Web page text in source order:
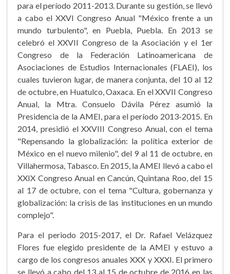
para el período 2011-2013. Durante su gestión, se llevó
a cabo el XXVI Congreso Anual "México frente a un
mundo turbulento", en Puebla, Puebla. En 2013 se
celebró el XXVII Congreso de la Asociación y el 1er
Congreso de la Federación Latinoamericana de
Asociaciones de Estudios Internacionales (FLAEI), los
cuales tuvieron lugar, de manera conjunta, del 10 al 12
de octubre, en Huatulco, Oaxaca. En el XXVII Congreso
Anual, la Mtra. Consuelo Dávila Pérez asumió la
Presidencia de la AMEI, para el período 2013-2015. En
2014, presidió el XXVIII Congreso Anual, con el tema
"Repensando la globalización: la política exterior de
México en el nuevo milenio", del 9 al 11 de octubre, en
Villahermosa, Tabasco. En 2015, la AMEI llevó a cabo el
XXIX Congreso Anual en Cancún, Quintana Roo, del 15
al 17 de octubre, con el tema "Cultura, gobernanza y
globalización: la crisis de las instituciones en un mundo
complejo".
Para el periodo 2015-2017, el Dr. Rafael Velázquez
Flores fue elegido presidente de la AMEI y estuvo a
cargo de los congresos anuales XXX y XXXI. El primero
se llevó a cabo del 13 al 15 de octubre de 2016 en las